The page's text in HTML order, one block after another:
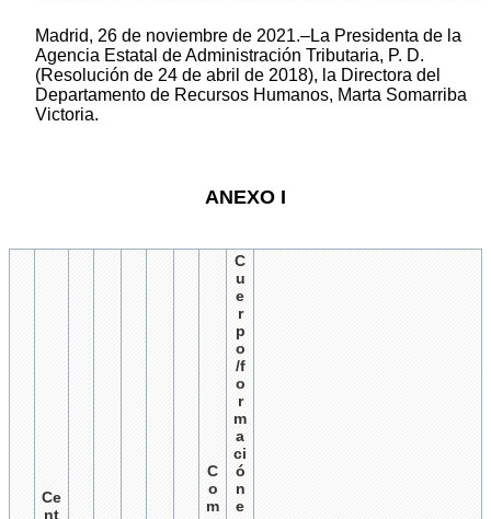
Madrid, 26 de noviembre de 2021.–La Presidenta de la
Agencia Estatal de Administración Tributaria, P. D.
(Resolución de 24 de abril de 2018), la Directora del
Departamento de Recursos Humanos, Marta Somarriba
Victoria.
ANEXO I
Ce
nt
C
o
m
C
u
e
r
p
o
/f
o
r
m
a
ci
ó
n
e